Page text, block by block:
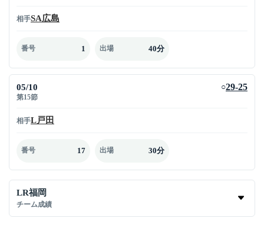
相手SA広島
番号 1 出場 40分
05/10
第15節
○29-25
相手L戸田
番号 17 出場 30分
LR福岡
チーム成績